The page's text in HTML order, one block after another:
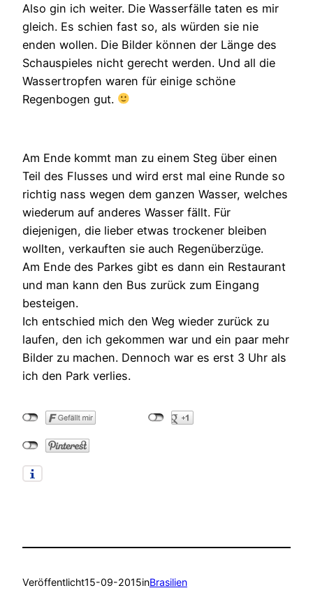
Also gin ich weiter. Die Wasserfälle taten es mir
gleich. Es schien fast so, als würden sie nie
enden wollen. Die Bilder können der Länge des
Schauspieles nicht gerecht werden. Und all die
Wassertropfen waren für einige schöne
Regenbogen gut.
Am Ende kommt man zu einem Steg über einen
Teil des Flusses und wird erst mal eine Runde so
richtig nass wegen dem ganzen Wasser, welches
wiederum auf anderes Wasser fällt. Für
diejenigen, die lieber etwas trockener bleiben
wollten, verkauften sie auch Regenüberzüge.
Am Ende des Parkes gibt es dann ein Restaurant
und man kann den Bus zurück zum Eingang
besteigen.
Ich entschied mich den Weg wieder zurück zu
laufen, den ich gekommen war und ein paar mehr
Bilder zu machen. Dennoch war es erst 3 Uhr als
ich den Park verlies.
Veröffentlicht15-09-2015inBrasilien